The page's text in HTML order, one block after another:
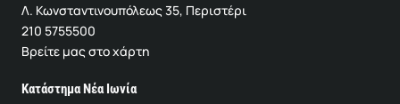
Λ. Κωνσταντινουπόλεως 35, Περιστέρι
210 5755500
Βρείτε μας στο χάρτη
Κατάστημα Νέα Ιωνία